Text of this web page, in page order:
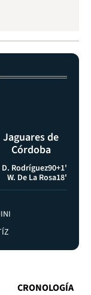
Jaguares de
Córdoba
D. Rodríguez90+1'
W. De La Rosa18'
CRONOLOGÍA